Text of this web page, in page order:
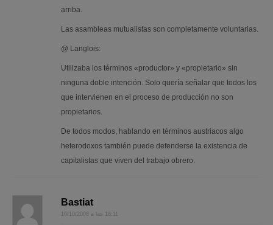
arriba.
Las asambleas mutualistas son completamente voluntarias.
@ Langlois:
Utilizaba los términos «productor» y «propietario» sin
ninguna doble intención. Solo quería señalar que todos los
que intervienen en el proceso de producción no son
propietarios.
De todos modos, hablando en términos austriacos algo
heterodoxos también puede defenderse la existencia de
capitalistas que viven del trabajo obrero.
Bastiat
10/10/2008 a las 18:11